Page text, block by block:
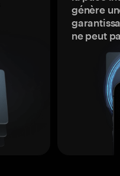
génère
ne peut